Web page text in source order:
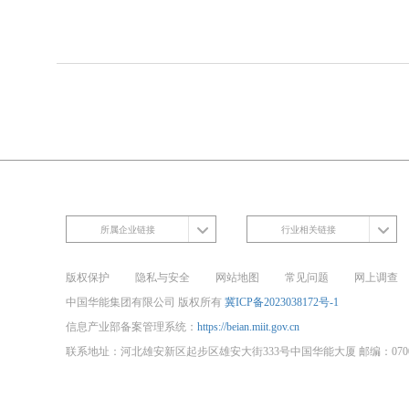
所属企业链接 行业相关链接
版权保护 隐私与安全 网站地图 常见问题
网上调查
中国华能集团有限公司 版权所有 冀ICP备2023038172号-1
信息产业部备案管理系统： https://beian.miit.gov.cn
联系地址：河北雄安新区起步区雄安大街333号中国华能大厦 邮编：